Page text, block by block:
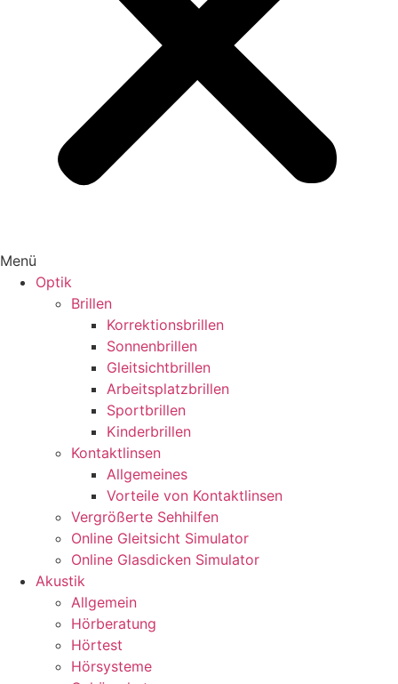
Menü
Optik
Brillen
Korrektionsbrillen
Sonnenbrillen
Gleitsichtbrillen
Arbeitsplatzbrillen
Sportbrillen
Kinderbrillen
Kontaktlinsen
Allgemeines
Vorteile von Kontaktlinsen
Vergrößerte Sehhilfen
Online Gleitsicht Simulator
Online Glasdicken Simulator
Akustik
Allgemein
Hörberatung
Hörtest
Hörsysteme